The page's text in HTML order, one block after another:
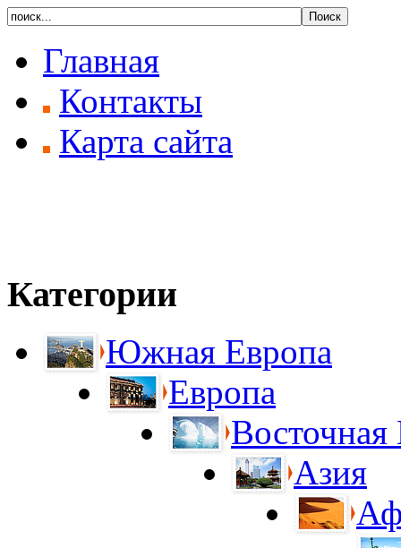
Главная
Контакты
Карта сайта
Категории
Южная Европа
Европа
Восточная
Азия